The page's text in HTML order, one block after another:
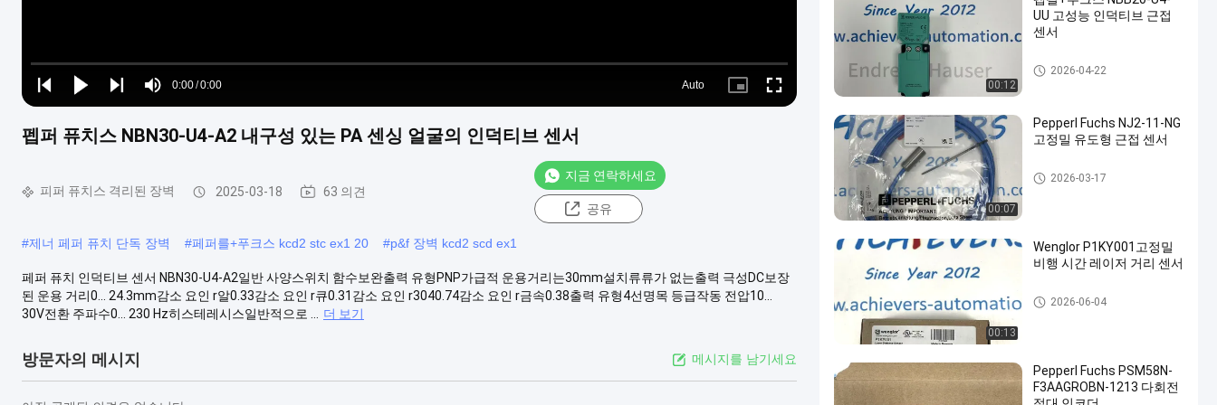
Play
Play
Play
Mute
Time
0:00/0:00
Loaded:
0%
Auto
Picture- Fullscreen
펩퍼 퓨치스 NBN30-U4-A2 내구성 있는 PA 센싱 얼굴의 인덕티브 센서
피퍼 퓨치스 격리된 장벽 2025-03-18 63 의견
지금 연락하세요
공유
#제너 페퍼 퓨치 단독 장벽 #페퍼를+푸크스 kcd2 stc ex1 20 #p&f 장벽 kcd2 scd ex1
페퍼 퓨치 인덕티브 센서 NBN30-U4-A2일반 사양스위치 함수보완출력 유형PNP가급적 운용거리는30mm설치류류가 없는출력 극성DC보장
된 운용 거리0... 24.3mm감소 요인 r알0.33감소 요인 r큐0.31감소 요인 r3040.74감소 요인 r금속0.38출력 유형4선명목 등급작동 전압10...
30V전환 주파수0... 230 Hz히스테레시스일반적으로 ...
더 보기
방문자의 메시지 메시지를 남기세요
00:12
UU 고성능 인덕티브 근접
센서
피퍼 퓨치스 격리된 장벽
2026-04-22
00:07
Pepperl Fuchs NJ2-11-NG
고정밀 유도형 근접 센서
피퍼 퓨치스 격리된 장벽
2026-03-17
00:13
Wenglor P1KY001고정밀
비행 시간 레이저 거리 센서
피퍼 퓨치스 격리된 장벽
2026-06-04
Pepperl Fuchs PSM58N-
F3AAGROBN-1213 다회전